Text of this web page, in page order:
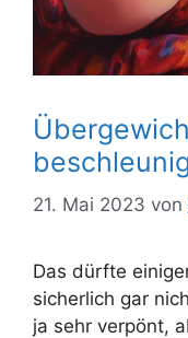
21. Mai 2023 von
Das dürfte
sicherlich gar
ja sehr verpönt,